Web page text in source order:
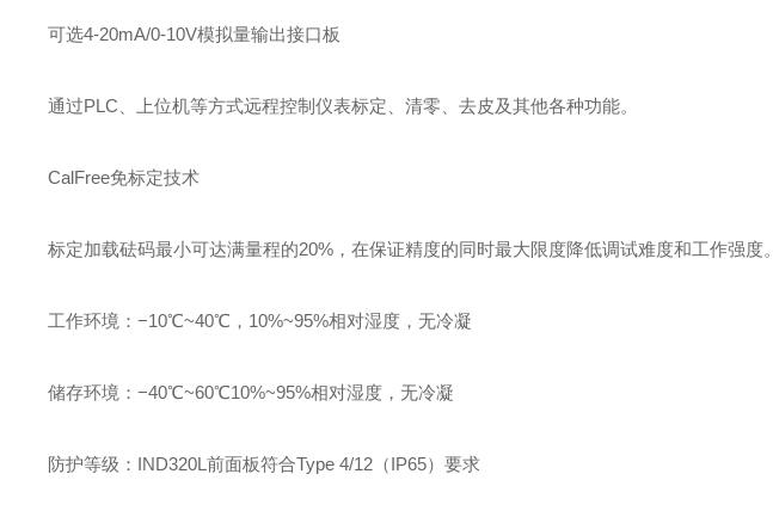
可选4-20mA/0-10V模拟量输出接口板
通过PLC、上位机等方式远程控制仪表标定、清零、去皮及其他各种功能。
CalFree免标定技术
标定加载砝码最小可达满量程的20%，在保证精度的同时最大限度降低调试难度和工作强度。
工作环境：−10℃~40℃，10%~95%相对湿度，无冷凝
储存环境：−40℃~60℃10%~95%相对湿度，无冷凝
防护等级：IND320L前面板符合Type 4/12（IP65）要求